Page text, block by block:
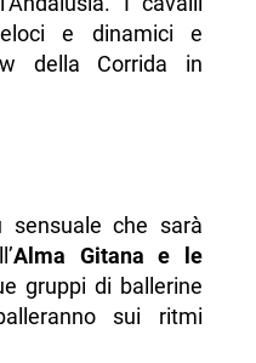
e dinamici e
della Corrida in
sensuale che sarà
Alma Gitana e le
gruppi di ballerine
sui ritmi